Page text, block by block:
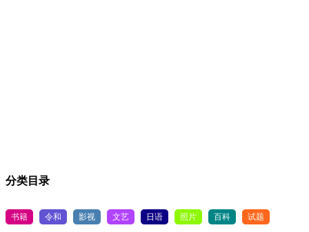
分类目录
书籍 令和 影视 文艺 日语 照片 百科 试题